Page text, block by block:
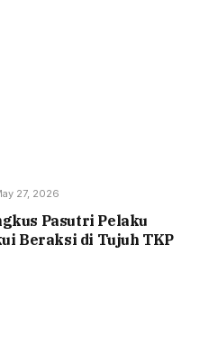
27, 2026
Pasutri Pelaku
Beraksi di Tujuh TKP